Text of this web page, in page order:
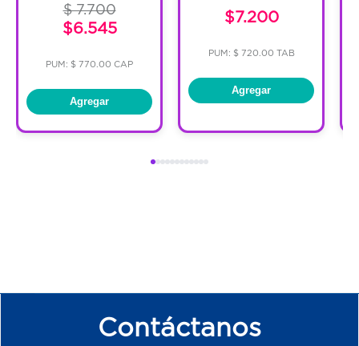
$ 7.700
$6.545
PUM: $ 770.00 CAP
Agregar
$7.200
PUM: $ 720.00 TAB
Agregar
Contáctanos